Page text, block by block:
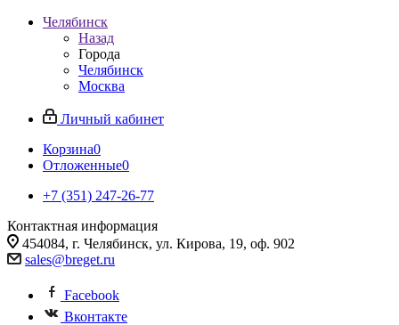
Челябинск
Назад
Города
Челябинск
Москва
Личный кабинет
Корзина0
Отложенные0
+7 (351) 247-26-77
Контактная информация
454084, г. Челябинск, ул. Кирова, 19, оф. 902
sales@breget.ru
Facebook
Вконтакте